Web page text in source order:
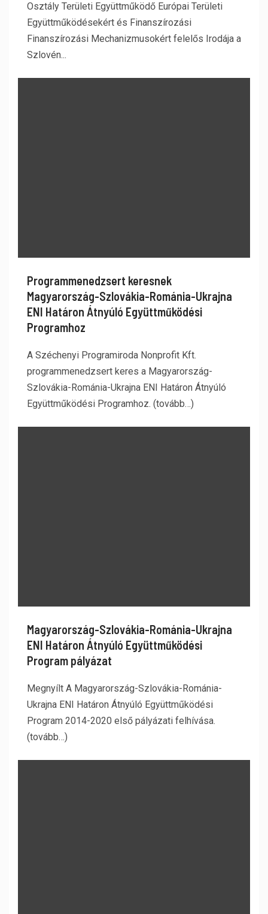
Osztály Területi Együttműködő Európai Területi
Együttműködésekért és Finanszírozási
Finanszírozási Mechanizmusokért felelős Irodája a
Szlovén...
Programmenedzsert keresnek
Magyarország-Szlovákia-Románia-Ukrajna
ENI Határon Átnyúló Együttműködési
Programhoz
A Széchenyi Programiroda Nonprofit Kft.
programmenedzsert keres a Magyarország-
Szlovákia-Románia-Ukrajna ENI Határon Átnyúló
Együttműködési Programhoz. (tovább…)
Magyarország-Szlovákia-Románia-Ukrajna
ENI Határon Átnyúló Együttműködési
Program pályázat
Megnyílt A Magyarország-Szlovákia-Románia-
Ukrajna ENI Határon Átnyúló Együttműködési
Program 2014-2020 első pályázati felhívása.
(tovább…)